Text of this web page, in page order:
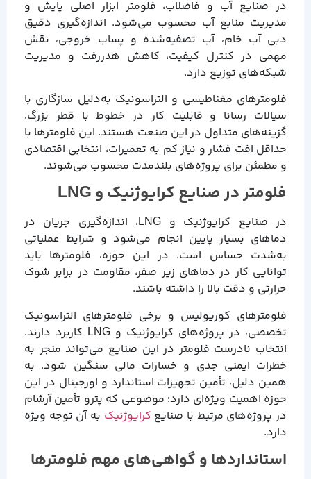
در صنایع آب و فاضلاب، فلومتر ابزار اصلی پایش و
مدیریت منابع آب محسوب می‌شود. اندازه‌گیری دقیق
دبی آب خام، آب تصفیه‌شده و پساب خروجی، نقش
مهمی در کنترل کیفیت، کاهش هدررفت و مدیریت
شبکه‌های توزیع دارد.
فلومترهای مغناطیسی و التراسونیک به‌دلیل سازگاری با
سیالات رسانا و قابلیت کار در خطوط با قطر بزرگ،
گزینه‌های متداول در این صنعت هستند. این فلومترها با
حداقل افت فشار و نیاز کم به تعمیرات، انتخابی اقتصادی
و مطمئن برای پروژه‌های بلندمدت محسوب می‌شوند.
فلومتر در صنایع کرایوژنیک و LNG
در صنایع کرایوژنیک و LNG، اندازه‌گیری جریان در
دماهای بسیار پایین انجام می‌شود و شرایط عملیاتی
به‌شدت حساس است. در این حوزه، فلومترها باید
توانایی کار در دماهای زیر صفر، مقاومت در برابر شوک
حرارتی و دقت بالا را داشته باشند.
فلومترهای کوریولیس و برخی فلومترهای التراسونیک
تخصصی، در پروژه‌های کرایوژنیک و LNG کاربرد دارند.
انتخاب نادرست فلومتر در این صنایع می‌تواند منجر به
خطرات ایمنی جدی و خسارات مالی سنگین شود. به
همین دلیل، تأمین تجهیزات استاندارد و اورجینال در این
حوزه اهمیت ویژه‌ای دارد؛ موضوعی که پترو تأمین آرشام
در پروژه‌های مرتبط با صنایع کرایوژنیک به آن توجه ویژه
دارد.
استانداردها و گواهی‌های مهم فلومترها